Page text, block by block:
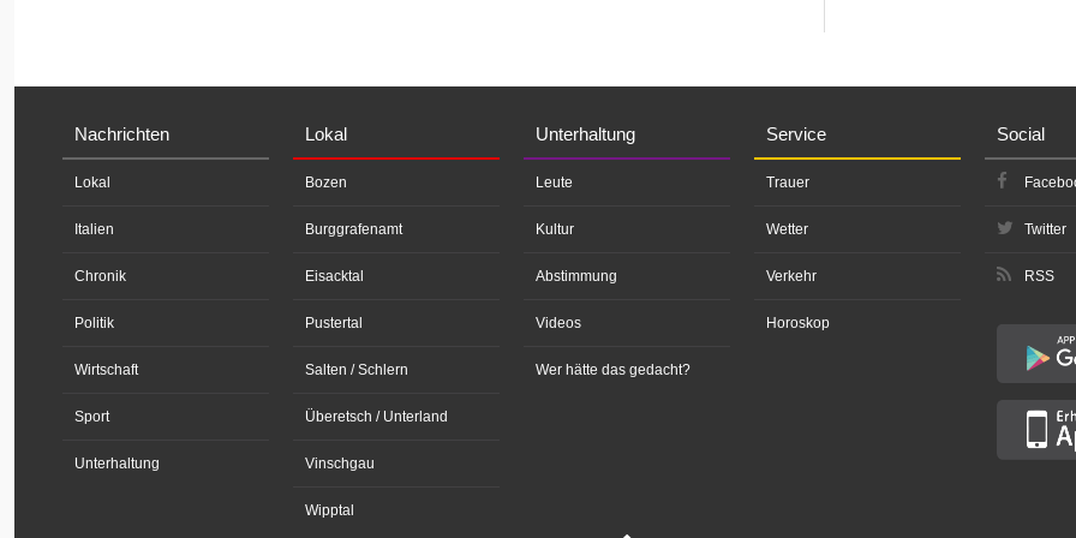
Nachrichten
Lokal
Italien
Chronik
Politik
Wirtschaft
Sport
Unterhaltung
Lokal
Bozen
Burggrafenamt
Eisacktal
Pustertal
Salten / Schlern
Überetsch / Unterland
Vinschgau
Wipptal
Unterhaltung
Leute
Kultur
Abstimmung
Videos
Wer hätte das gedacht?
Service
Trauer
Wetter
Verkehr
Horoskop
Social
Twitter
RSS